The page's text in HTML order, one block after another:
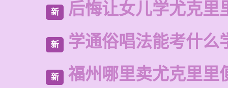
新 后悔让女儿学尤克里
新 学通俗唱法能考什么
新 福州哪里卖尤克里里